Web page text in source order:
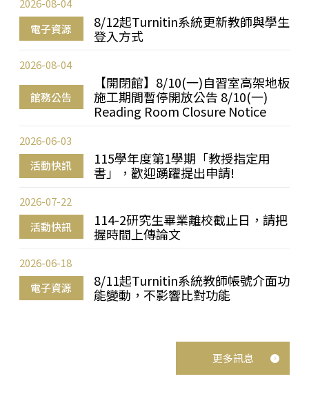
電子資源
8/12起Turnitin系統更新教師與學生
登入方式
2026-08-04
館務公告
【開閉館】8/10(一)自習室高架地板
施工期間暫停開放公告 8/10(一)
Reading Room Closure Notice
2026-08-04
活動快訊
115學年度第1學期「教授指定用
書」，歡迎踴躍提出申請!
2026-06-03
活動快訊
114-2研究生畢業離校截止日，請把
握時間上傳論文
2026-07-22
電子資源
8/11起Turnitin系統教師帳號介面功
能變動，不影響比對功能
2026-06-18
更多訊息